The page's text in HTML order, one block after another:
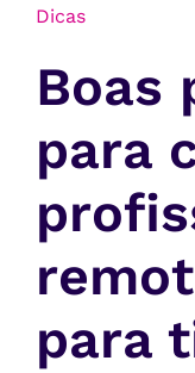
Dicas
Boas
para
para